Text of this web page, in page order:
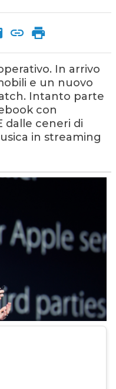
In arrivo
e un nuovo
Intanto parte
con
dalle ceneri di
in streaming